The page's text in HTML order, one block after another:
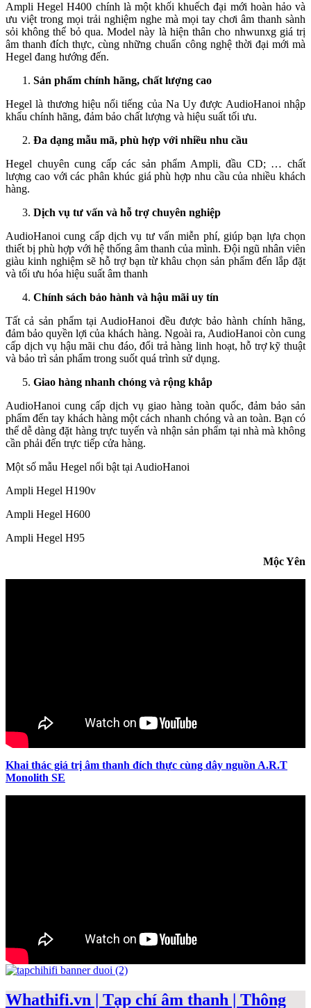
Ampli Hegel H400 chính là một khối khuếch đại mới hoàn hảo và
ưu việt trong mọi trải nghiệm nghe mà mọi tay chơi âm thanh sành
sỏi không thể bỏ qua. Model này là hiện thân cho nhwunxg giá trị
âm thanh đích thực, cùng những chuẩn công nghệ thời đại mới mà
Hegel đang hướng đến.
Sản phẩm chính hãng, chất lượng cao
Hegel là thương hiệu nổi tiếng của Na Uy được AudioHanoi nhập
khẩu chính hãng, đảm bảo chất lượng và hiệu suất tối ưu.
Đa dạng mẫu mã, phù hợp với nhiều nhu cầu
Hegel chuyên cung cấp các sản phẩm Ampli, đầu CD; … chất
lượng cao với các phân khúc giá phù hợp nhu cầu của nhiều khách
hàng.
Dịch vụ tư vấn và hỗ trợ chuyên nghiệp
AudioHanoi cung cấp dịch vụ tư vấn miễn phí, giúp bạn lựa chọn
thiết bị phù hợp với hệ thống âm thanh của mình. Đội ngũ nhân viên
giàu kinh nghiệm sẽ hỗ trợ bạn từ khâu chọn sản phẩm đến lắp đặt
và tối ưu hóa hiệu suất âm thanh
Chính sách bảo hành và hậu mãi uy tín
Tất cả sản phẩm tại AudioHanoi đều được bảo hành chính hãng,
đảm bảo quyền lợi của khách hàng. Ngoài ra, AudioHanoi còn cung
cấp dịch vụ hậu mãi chu đáo, đổi trả hàng linh hoạt, hỗ trợ kỹ thuật
và bảo trì sản phẩm trong suốt quá trình sử dụng.​
Giao hàng nhanh chóng và rộng khắp
AudioHanoi cung cấp dịch vụ giao hàng toàn quốc, đảm bảo sản
phẩm đến tay khách hàng một cách nhanh chóng và an toàn. Bạn có
thể dễ dàng đặt hàng trực tuyến và nhận sản phẩm tại nhà mà không
cần phải đến trực tiếp cửa hàng.
Một số mẫu Hegel nổi bật tại AudioHanoi
Ampli Hegel H190v
Ampli Hegel H600
Ampli Hegel H95
Mộc Yên
Khai thác giá trị âm thanh đích thực cùng dây nguồn A.R.T
Monolith SE
Whathifi.vn | Tạp chí âm thanh | Thông